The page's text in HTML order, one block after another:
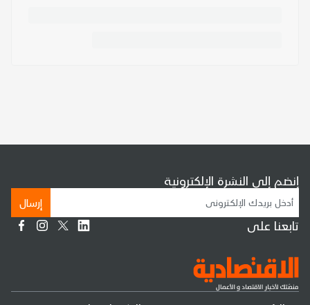
إنضم إلى النشرة الإلكترونية
إرسال
تابعنا على